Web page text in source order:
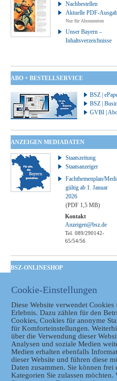
Nachbestellen
Aktuelle PDF-
Nur für Abonnenten
Unser Bayern –
Inhaltsverzeichnisse
ABO + BESTELLSERVICE
BSZ |
BSZ |
GVBI |
ANZEIGEN MEDIADATEN
Staatszeitung
Staatsanzeiger
Fachthemenplan/
gültig ab 1. Januar
2026
(PDF 1,5 MB)
Kontakt
Anzeigen@bsz.de
Tel. 089/290142-
65/54/56
BSZ-ONLINESHOP
Taschenbuch
GVBl | Einbanddecke
Datenschutz
Cookie-Einstellungen
Diese Website verwendet
Erlebnis. Dazu zählen für den
Cookies, Cookies für anonyme
für Komforteinstellungen.
über die Verwendung dieser
Analysen und soziale Medien
Medien erhalten ebenfalls
dieser Website und führen diese
Daten zusammen. Sie können
Kategorien Sie zulassen